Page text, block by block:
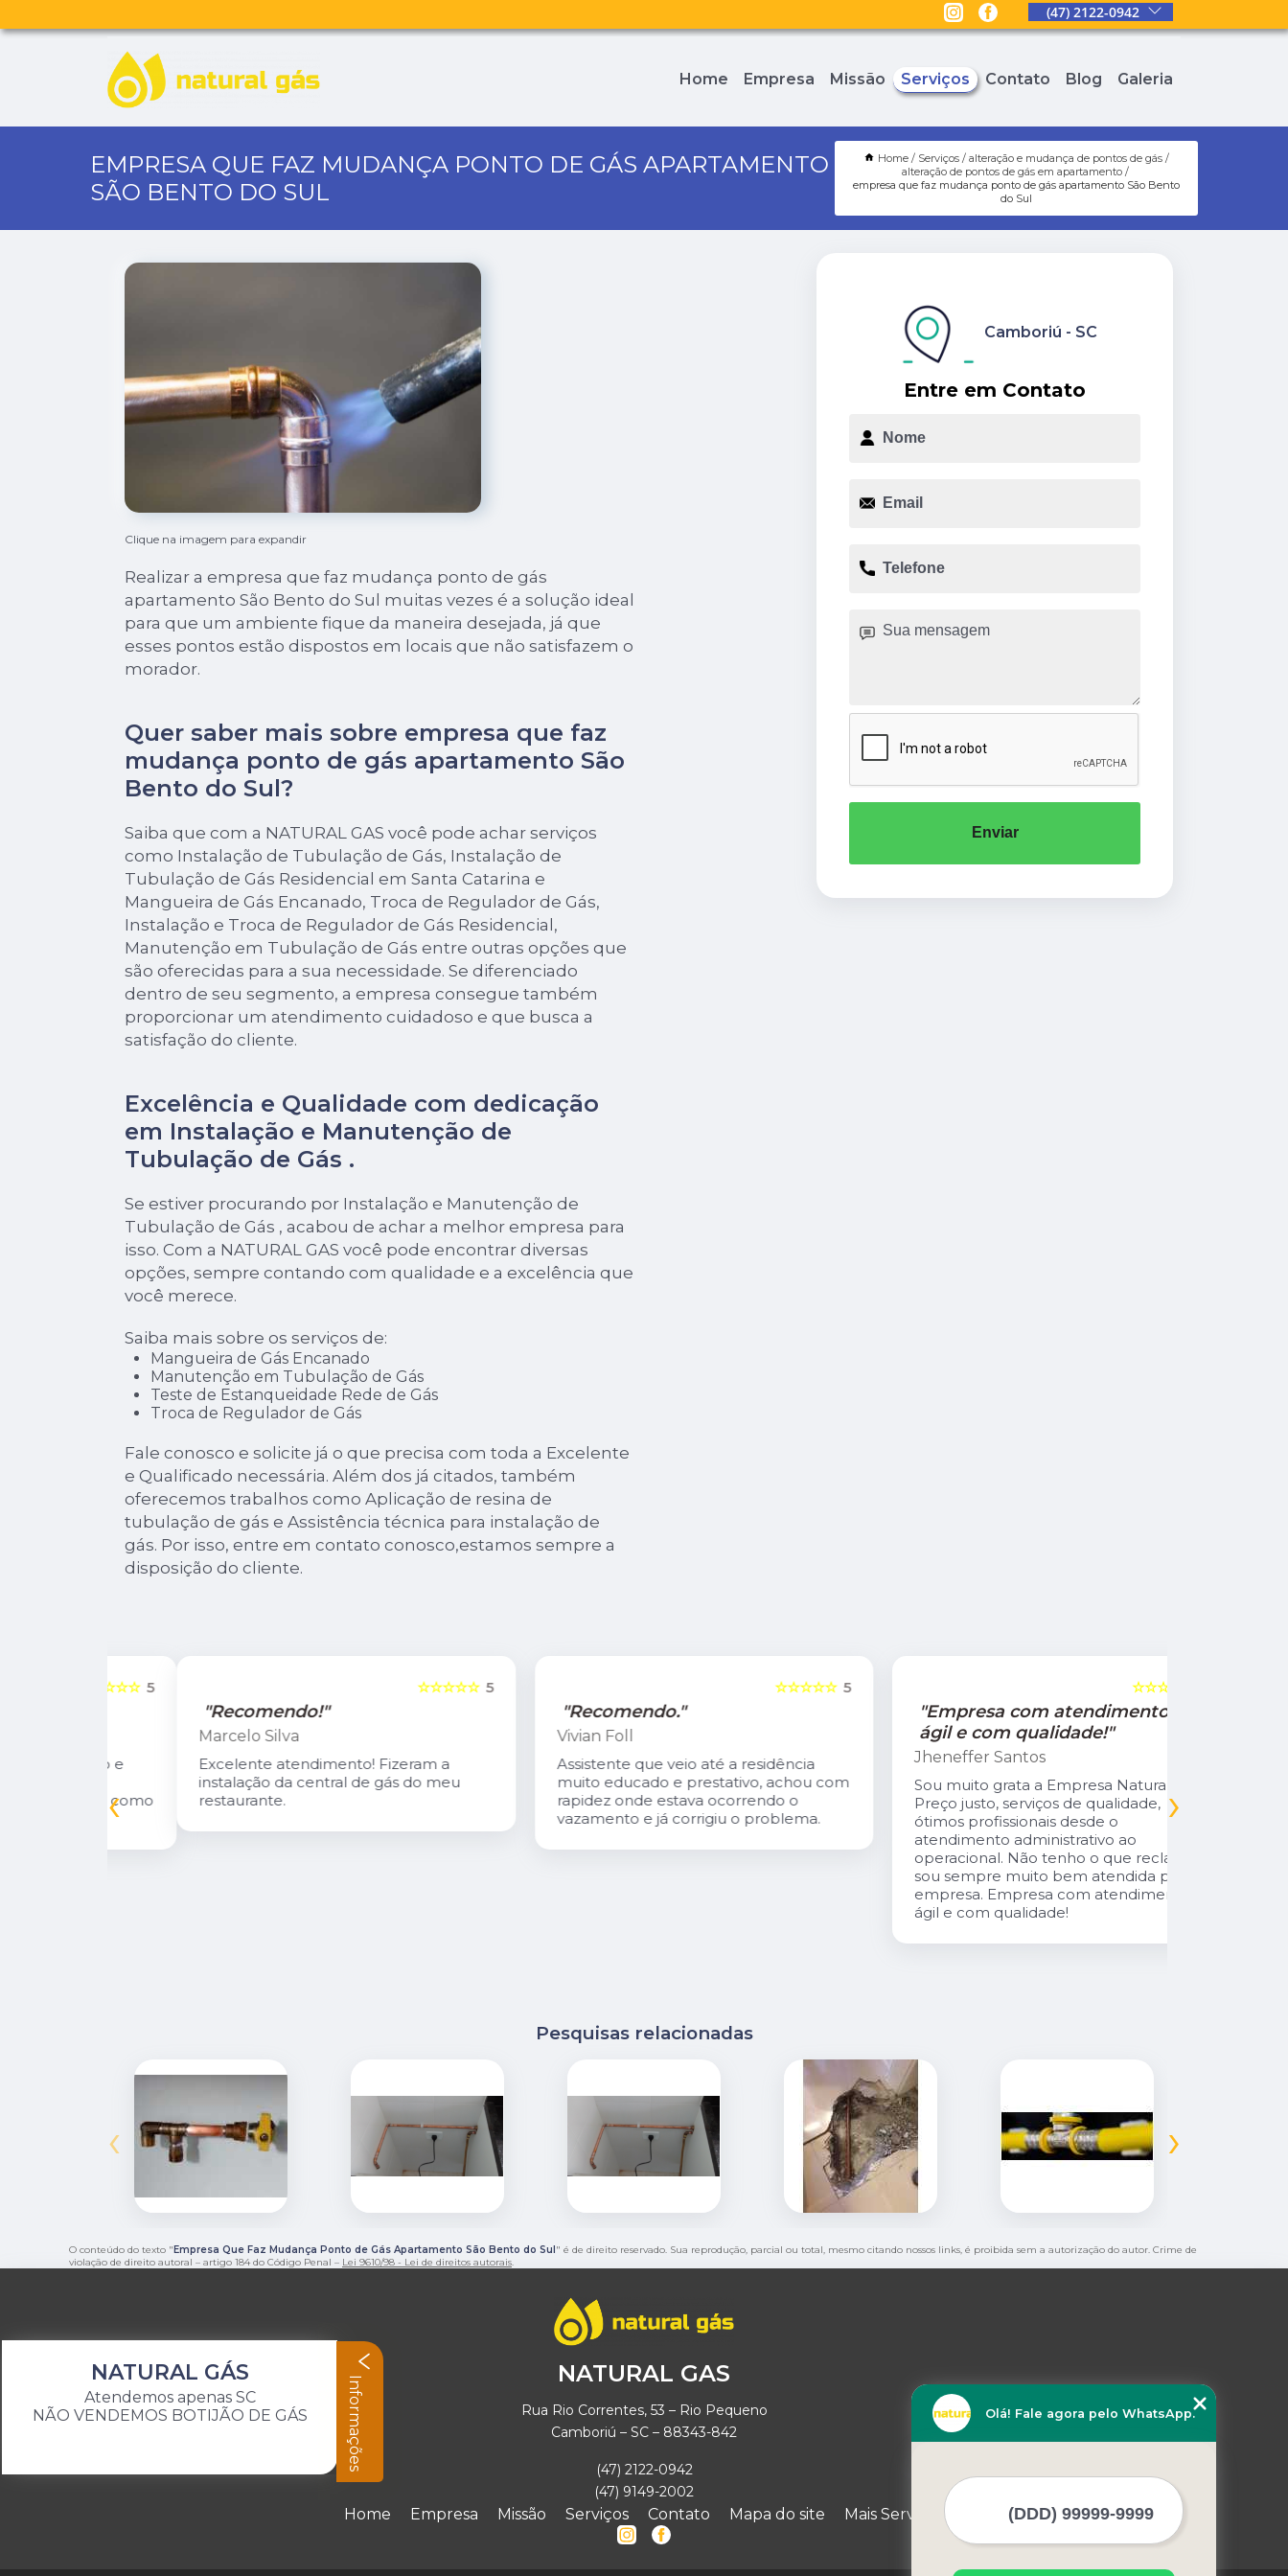
(47) 2122-0942
Home Empresa Missão Serviços Contato Blog Galeria
EMPRESA QUE FAZ MUDANÇA PONTO DE GÁS APARTAMENTO
SÃO BENTO DO SUL
Home Serviços
alteração e mudança de pontos de gás
alteração de pontos de gás em apartamento
empresa que faz mudança ponto de gás apartamento São Bento
do Sul
Clique na imagem para expandir
Realizar a empresa que faz mudança ponto de gás
apartamento São Bento do Sul muitas vezes é a solução ideal
para que um ambiente fique da maneira desejada, já que
esses pontos estão dispostos em locais que não satisfazem o
morador.
Quer saber mais sobre empresa que faz
mudança ponto de gás apartamento São
Bento do Sul?
Saiba que com a NATURAL GAS você pode achar serviços
como Instalação de Tubulação de Gás, Instalação de
Tubulação de Gás Residencial em Santa Catarina e
Mangueira de Gás Encanado, Troca de Regulador de Gás,
Instalação e Troca de Regulador de Gás Residencial,
Manutenção em Tubulação de Gás entre outras opções que
são oferecidas para a sua necessidade. Se diferenciado
dentro de seu segmento, a empresa consegue também
proporcionar um atendimento cuidadoso e que busca a
satisfação do cliente.
Excelência e Qualidade com dedicação
em Instalação e Manutenção de
Tubulação de Gás .
Se estiver procurando por Instalação e Manutenção de
Tubulação de Gás , acabou de achar a melhor empresa para
isso. Com a NATURAL GAS você pode encontrar diversas
opções, sempre contando com qualidade e a excelência que
você merece.
Saiba mais sobre os serviços de:
Mangueira de Gás Encanado
Manutenção em Tubulação de Gás
Teste de Estanqueidade Rede de Gás
Troca de Regulador de Gás
Fale conosco e solicite já o que precisa com toda a Excelente
e Qualificado necessária. Além dos já citados, também
oferecemos trabalhos como Aplicação de resina de
tubulação de gás e Assistência técnica para instalação de
gás. Por isso, entre em contato conosco,estamos sempre a
disposição do cliente.
Entre em Contato
Camboriú - SC
Enviar
5
☆☆☆☆☆
"Recomendo!"
Marcelo Silva
Excelente atendimento! Fizeram a
instalação da central de gás do meu
restaurante.
5
☆☆☆☆☆
"Recomendo."
Vivian Foll
Assistente que veio até a residência
muito educado e prestativo, achou com
rapidez onde estava ocorrendo o
vazamento e já corrigiu o problema.
5
☆☆☆☆☆
"Empresa com atendimento
ágil e com qualidade!"
Jheneffer Santos
Sou muito grata a Empresa Natural Gás.
Preço justo, serviços de qualidade,
ótimos profissionais desde o
atendimento administrativo ao
operacional. Não tenho o que reclamar,
sou sempre muito bem atendida pela
empresa. Empresa com atendimento
ágil e com qualidade!
‹ ›
Pesquisas relacionadas
‹ ›
O conteúdo do texto "Empresa Que Faz Mudança Ponto de Gás Apartamento São Bento do Sul" é de direito reservado. Sua reprodução, parcial ou total, mesmo citando nossos links, é proibida sem a autorização do autor. Crime de
violação de direito autoral – artigo 184 do Código Penal – Lei 9610/98 - Lei de direitos autorais.
NATURAL GAS
Rua Rio Correntes, 53 – Rio Pequeno
Camboriú – SC – 88343-842
(47) 2122-0942
(47) 9149-2002
Home Empresa Missão Serviços Contato Mapa do site Mais Serviços
Olá! Fale agora pelo WhatsApp.
NATURAL GÁS
Atendemos apenas SC
NÃO VENDEMOS BOTIJÃO DE GÁS
Informações